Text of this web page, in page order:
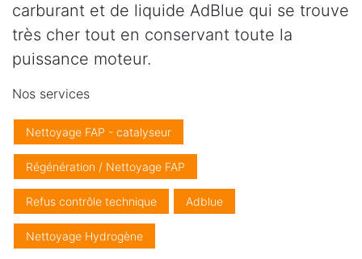
carburant et de liquide AdBlue qui se trouve
très cher tout en conservant toute la
puissance moteur.
Nos services
Nettoyage FAP - catalyseur
Régénération / Nettoyage FAP
Refus contrôle technique Adblue
Nettoyage Hydrogène